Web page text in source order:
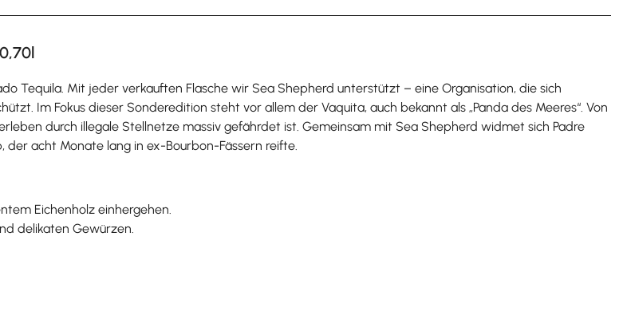
Tequila. Mit jeder verkauften Flasche wir Sea Shepherd unterstützt – eine Organisation, die sich
Im Fokus dieser Sonderedition steht vor allem der Vaquita, auch bekannt als „Panda des Meeres“. Von
durch illegale Stellnetze massiv gefährdet ist. Gemeinsam mit Sea Shepherd widmet sich Padre
acht Monate lang in ex-Bourbon-Fässern reifte.
Eichenholz einhergehen.
delikaten Gewürzen.